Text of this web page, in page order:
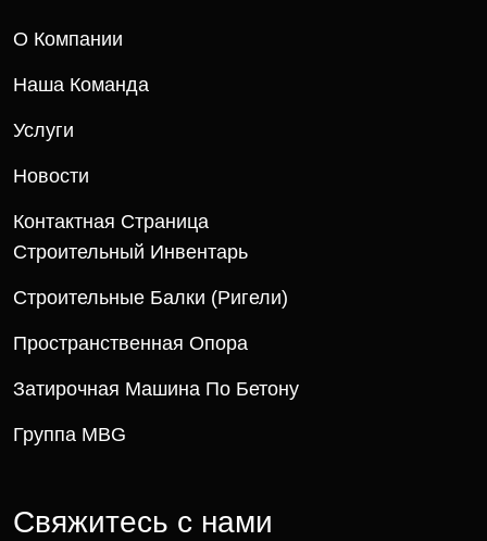
О Компании
Наша Команда
Услуги
Новости
Контактная Страница
Строительный Инвентарь
Строительные Балки (ригели)
Пространственная Опора
Затирочная Машина По Бетону
Группа MBG
Свяжитесь с нами